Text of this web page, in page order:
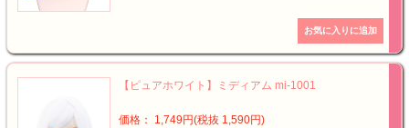
【ピュアホワイト】ミディアム mi-1001
価格： 1,749円(税抜 1,590円)